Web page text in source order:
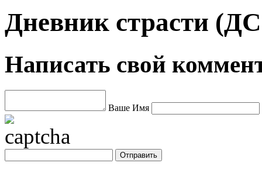
Дневник страсти
Написать свой
Ваше Имя